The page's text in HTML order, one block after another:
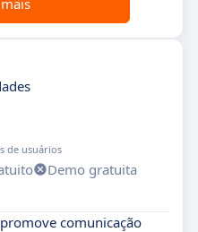
de usuários
Demo gratuita
comunicação